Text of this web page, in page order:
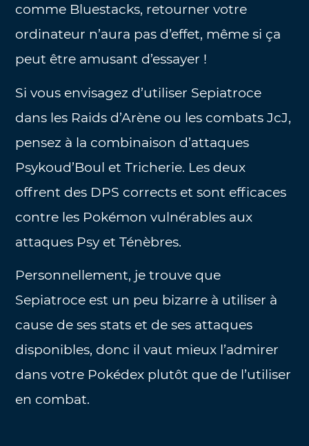
comme Bluestacks, retourner votre
ordinateur n’aura pas d’effet, même si ça
peut être amusant d’essayer !
Si vous envisagez d’utiliser Sepiatroce
dans les Raids d’Arène ou les combats JcJ,
pensez à la combinaison d’attaques
Psykoud’Boul et Tricherie. Les deux
offrent des DPS corrects et sont efficaces
contre les Pokémon vulnérables aux
attaques Psy et Ténèbres.
Personnellement, je trouve que
Sepiatroce est un peu bizarre à utiliser à
cause de ses stats et de ses attaques
disponibles, donc il vaut mieux l’admirer
dans votre Pokédex plutôt que de l’utiliser
en combat.